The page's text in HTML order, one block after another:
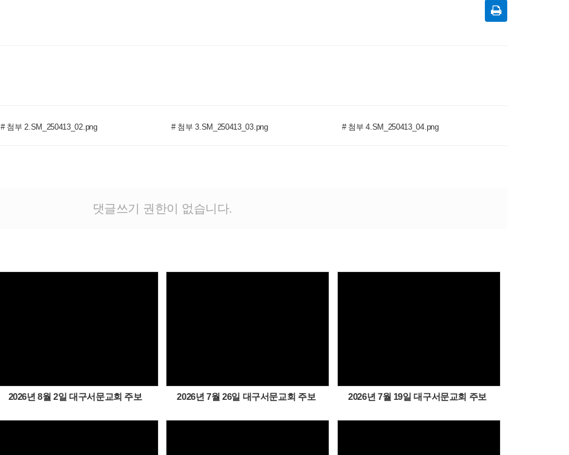
# 첨부 2.SM_250413_02.png # 첨부 3.SM_250413_03.png # 첨부 4.SM_250413_04.png
댓글쓰기 권한이 없습니다.
2026년 8월 2일 대구서문교회 주보 2026년 7월 26일 대구서문교회 주보 2026년 7월 19일 대구서문교회 주보